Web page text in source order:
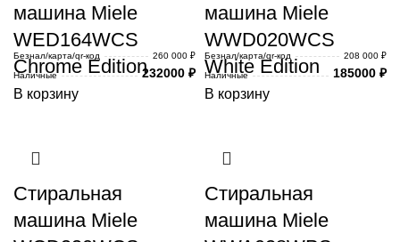
машина Miele
WED164WCS
Chrome Edition
Безнал/карта/qr-код
260 000 ₽
Наличные
232000 ₽
В корзину
машина Miele
WWD020WCS
White Edition
Безнал/карта/qr-код
208 000 ₽
Наличные
185000 ₽
В корзину
Стиральная
машина Miele
Стиральная
машина Miele